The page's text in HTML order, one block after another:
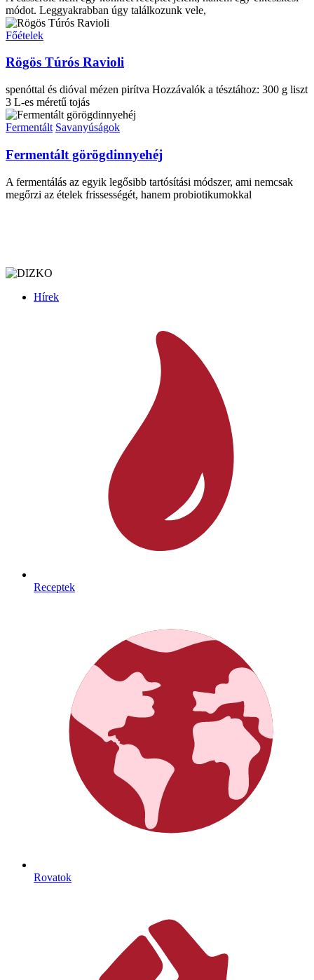
módot. Leggyakrabban úgy találkozunk vele,
Főételek
Rögös Túrós Ravioli
spenóttal és dióval mézen pirítva Hozzávalók a tésztához: 300 g liszt
3 L-es méretű tojás
Fermentált Savanyúságok
Fermentált görögdinnyehéj
A fermentálás az egyik legősibb tartósítási módszer, ami nemcsak
megőrzi az ételek frissességét, hanem probiotikumokkal
Hírek
Receptek
Rovatok